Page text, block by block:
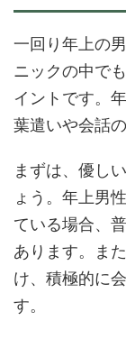
一回り年上の
ニックの中で
イントです。
葉遣いや会話
まずは、優し
ょう。年上男
ている場合、
あります。ま
け、積極的に
す。